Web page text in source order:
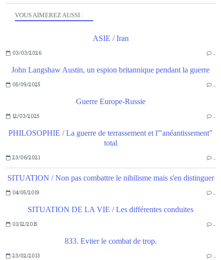
VOUS AIMEREZ AUSSI :
ASIE / Iran
03/03/2026 …
John Langshaw Austin, un espion britannique pendant la guerre
05/09/2025 …
Guerre Europe-Russie
12/03/2025 …
PHILOSOPHIE / La guerre de terrassement et l'"anéantissement"
total
23/06/2021 …
SITUATION / Non pas combattre le nihilisme mais s'en distinguer
04/05/2019 …
SITUATION DE LA VIE / Les différentes conduites
01/12/2015 …
833. Eviter le combat de trop.
23/02/2013 …